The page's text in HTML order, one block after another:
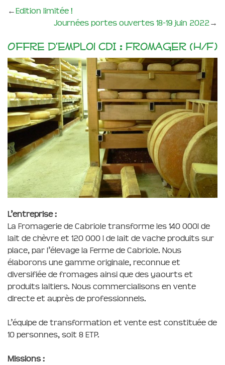
←Edition limitée !
Journées portes ouvertes 18-19 juin 2022→
Offre d’emploi CDI : Fromager (H/F)
L’entreprise :
La Fromagerie de Cabriole transforme les 140 000l de
lait de chèvre et 120 000 l de lait de vache produits sur
place, par l’élevage la Ferme de Cabriole. Nous
élaborons une gamme originale, reconnue et
diversifiée de fromages ainsi que des yaourts et
produits laitiers. Nous commercialisons en vente
directe et auprès de professionnels.
L’équipe de transformation et vente est constituée de
10 personnes, soit 8 ETP.
Missions :